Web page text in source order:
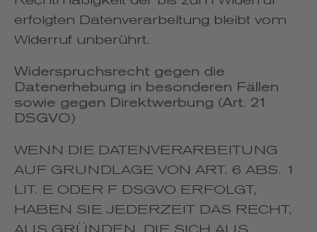
erfolgten Datenverarbeitung bleibt vom
Widerruf unberührt.
Widerspruchsrecht gegen die
Datenerhebung in besonderen Fällen
sowie gegen Direktwerbung (Art. 21
DSGVO)
WENN DIE DATENVERARBEITUNG
AUF GRUNDLAGE VON ART. 6 ABS. 1
LIT. E ODER F DSGVO ERFOLGT,
HABEN SIE JEDERZEIT DAS RECHT,
AUS GRÜNDEN, DIE SICH AUS